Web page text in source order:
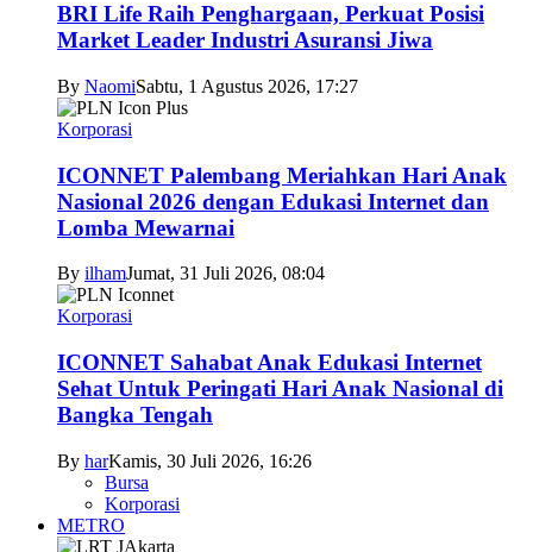
BRI Life Raih Penghargaan, Perkuat Posisi
Market Leader Industri Asuransi Jiwa
By NaomiSabtu, 1 Agustus 2026, 17:27
Korporasi
ICONNET Palembang Meriahkan Hari Anak
Nasional 2026 dengan Edukasi Internet dan
Lomba Mewarnai
By ilhamJumat, 31 Juli 2026, 08:04
Korporasi
ICONNET Sahabat Anak Edukasi Internet
Sehat Untuk Peringati Hari Anak Nasional di
Bangka Tengah
By harKamis, 30 Juli 2026, 16:26
Bursa
Korporasi
METRO